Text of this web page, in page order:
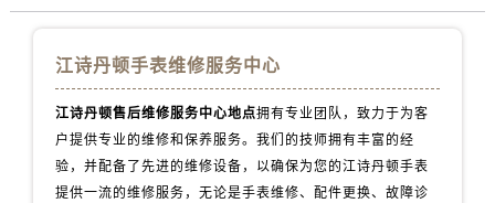
江诗丹顿手表维修服务中心
江诗丹顿售后维修服务中心地点拥有专业团队，致力于为客
户提供专业的维修和保养服务。我们的技师拥有丰富的经
验，并配备了先进的维修设备，以确保为您的江诗丹顿手表
提供一流的维修服务，无论是手表维修、配件更换、故障诊